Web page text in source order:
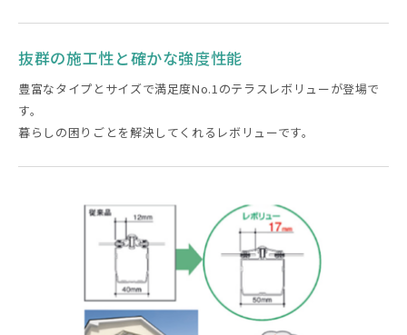
抜群の施工性と確かな強度性能
豊富なタイプとサイズで満足度No.1のテラスレボリューが登場で
す。
暮らしの困りごとを解決してくれるレボリューです。